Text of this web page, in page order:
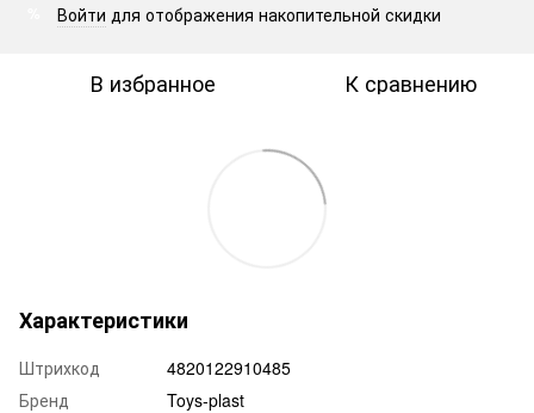
Войти для отображения накопительной скидки
В избранное К сравнению
Характеристики
Штрихкод
4820122910485
Бренд
Toys-plast